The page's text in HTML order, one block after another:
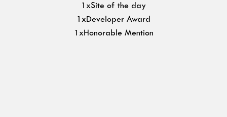
1xSite of the day
1xDeveloper Award
1xHonorable Mention